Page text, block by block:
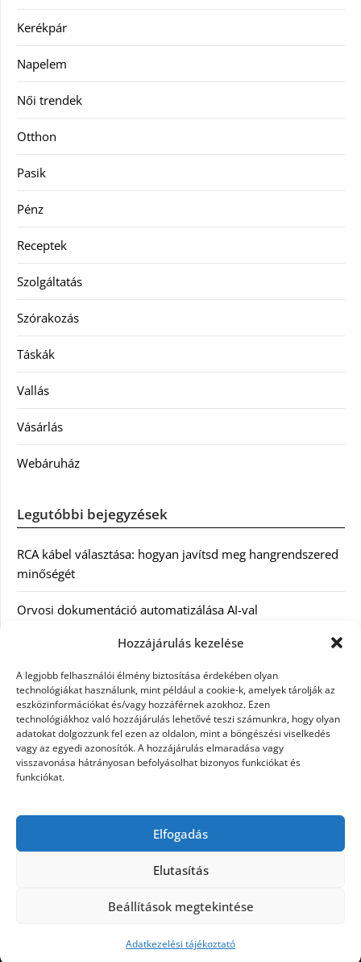
Hozzájárulás kezelése
A legjobb felhasználói élmény biztosítása érdekében olyan
technológiákat használunk, mint például a cookie-k, amelyek tárolják az
eszközinformációkat és/vagy hozzáférnek azokhoz. Ezen
technológiákhoz való hozzájárulás lehetővé teszi számunkra, hogy olyan
adatokat dolgozzunk fel ezen az oldalon, mint a böngészési viselkedés
vagy az egyedi azonosítók. A hozzájárulás elmaradása vagy
visszavonása hátrányosan befolyásolhat bizonyos funkciókat és
funkciókat.
Elfogadás
Elutasítás
Beállítások megtekintése
Adatkezelési tájékoztató
Kerékpár
Napelem
Női trendek
Otthon
Pasik
Pénz
Receptek
Szolgáltatás
Szórakozás
Táskák
Vallás
Vásárlás
Webáruház
Legutóbbi bejegyzések
RCA kábel választása: hogyan javítsd meg hangrendszered
minőségét
Orvosi dokumentáció automatizálása AI-val
ellenőrizz az ár mellett?
A Kassai Irodaház modern munkakörnyezetet biztosít
Tökéletes 160×200-as ágymatrac – Útmutató a kényelmes
alváshoz.
Theme